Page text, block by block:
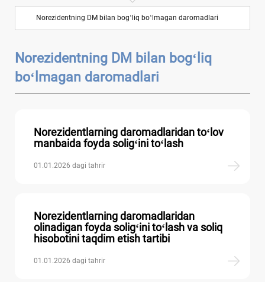
Norezidentning DM bilan bogʻliq boʻlmagan daromadlari
Norezidentning DM bilan bogʻliq
boʻlmagan daromadlari
Norezidentlarning daromadlaridan toʻlov
manbaida foyda soligʻini toʻlash
01.01.2026 dagi tahrir
Norezidentlarning daromadlaridan
olinadigan foyda soligʻini toʻlash va soliq
hisobotini taqdim etish tartibi
01.01.2026 dagi tahrir